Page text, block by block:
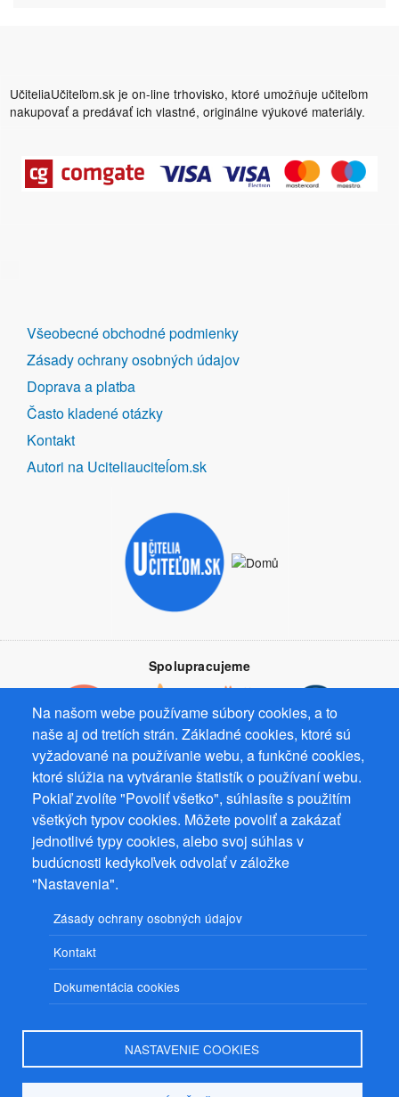
UčiteliaUčiteľom.sk je on-line trhovisko, ktoré umožňuje učiteľom
nakupovať a predávať ich vlastné, originálne výukové materiály.
Na našom webe používame súbory cookies, a to
naše aj od tretích strán. Základné cookies, ktoré sú
vyžadované na používanie webu, a funkčné cookies,
ktoré slúžia na vytváranie štatistík o používaní webu.
Pokiaľ zvolíte "Povoliť všetko", súhlasíte s použitím
všetkých typov cookies. Môžete povoliť a zakázať
jednotlivé typy cookies, alebo svoj súhlas v
budúcnosti kedykoľvek odvolať v záložke
"Nastavenia".
Zásady ochrany osobných údajov
Kontakt
Dokumentácia cookies
NASTAVENIE COOKIES
DALŠÍ
ODKAZY
Všeobecné obchodné podmienky
Zásady ochrany osobných údajov
Doprava a platba
Často kladené otázky
Kontakt
Autori na Uciteliauciteĺom.sk
Spolupracujeme
Prevádzkovateľ: Mgr. Bc. Žaneta Radimecká, MBA, Ostrov 256, 561
22 Ostrov, IČ 08993033, DIČ CZ9161263958
© 2026PuzzleWebss.r.o.